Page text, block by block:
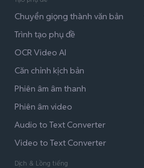
Chuyển giọng thành văn bản
Trình tạo phụ đề
OCR Video AI
Căn chỉnh kịch bản
Phiên âm âm thanh
Phiên âm video
Audio to Text Converter
Video to Text Converter
Dịch & Lồng tiếng